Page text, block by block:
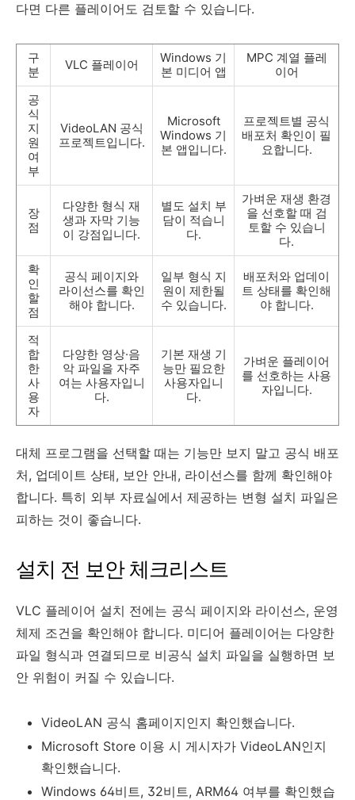
다면 다른 플레이어도 검토할 수 있습니다.
구
분
VLC 플레이어
Windows 기
본 미디어 앱
MPC 계열 플레
이어
공
식
지
원
여
부
VideoLAN 공식
프로젝트입니다.
Microsoft
Windows 기
본 앱입니다.
프로젝트별 공식
배포처 확인이 필
요합니다.
장
점
다양한 형식 재
생과 자막 기능
이 강점입니다.
별도 설치 부
담이 적습니
다.
가벼운 재생 환경
을 선호할 때 검
토할 수 있습니
다.
확
인
할
점
공식 페이지와
라이선스를 확인
해야 합니다.
일부 형식 지
원이 제한될
수 있습니다.
배포처와 업데이
트 상태를 확인해
야 합니다.
적
합
한
사
용
자
다양한 영상·음
악 파일을 자주
여는 사용자입니
다.
기본 재생 기
능만 필요한
사용자입니
다.
가벼운 플레이어
를 선호하는 사용
자입니다.
대체 프로그램을 선택할 때는 기능만 보지 말고 공식 배포
처, 업데이트 상태, 보안 안내, 라이선스를 함께 확인해야
합니다. 특히 외부 자료실에서 제공하는 변형 설치 파일은
피하는 것이 좋습니다.
설치 전 보안 체크리스트
VLC 플레이어 설치 전에는 공식 페이지와 라이선스, 운영
체제 조건을 확인해야 합니다. 미디어 플레이어는 다양한
파일 형식과 연결되므로 비공식 설치 파일을 실행하면 보
안 위험이 커질 수 있습니다.
VideoLAN 공식 홈페이지인지 확인했습니다.
Microsoft Store 이용 시 게시자가 VideoLAN인지
확인했습니다.
Windows 64비트, 32비트, ARM64 여부를 확인했습